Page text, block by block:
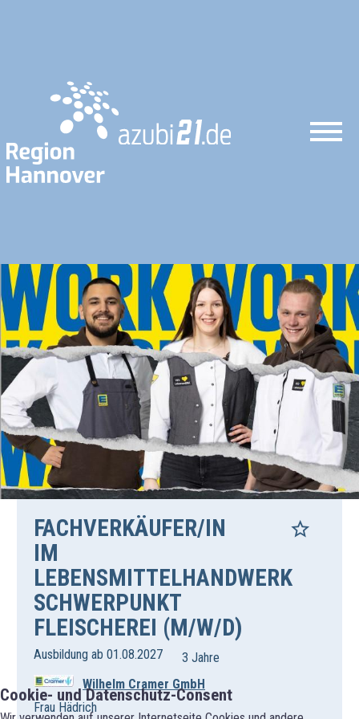
Cookie- und Datenschutz-Consent
FACHVERKÄUFER/IN
IM
LEBENSMITTELHANDWERK
SCHWERPUNKT
FLEISCHEREI (M/W/D)
Ausbildung ab 01.08.2027
3 Jahre
Wilhelm Cramer GmbH
Frau Hädrich